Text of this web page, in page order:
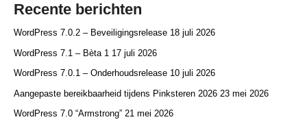
Recente berichten
WordPress 7.0.2 – Beveiligingsrelease 18 juli 2026
WordPress 7.1 – Bèta 1 17 juli 2026
WordPress 7.0.1 – Onderhoudsrelease 10 juli 2026
Aangepaste bereikbaarheid tijdens Pinksteren 2026 23 mei 2026
WordPress 7.0 “Armstrong” 21 mei 2026